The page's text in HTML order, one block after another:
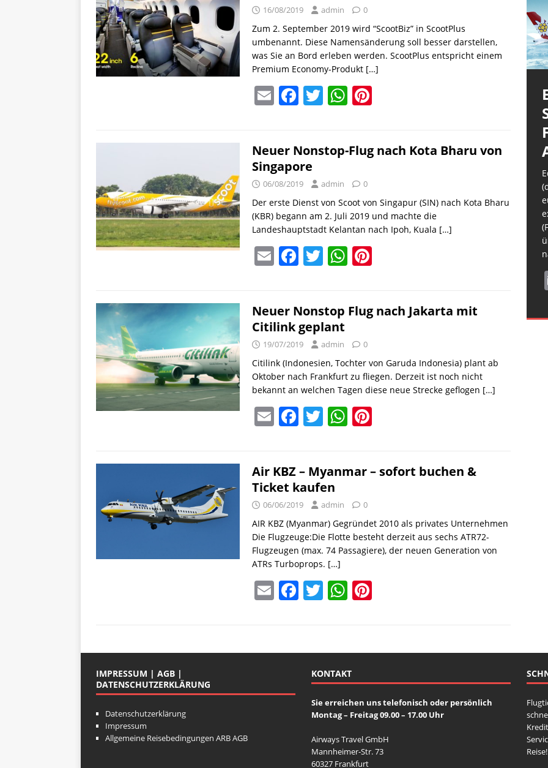
o
o
k
p
p
16/08/2019 admin 0
Zum 2. September 2019 wird “ScootBiz” in ScootPlus
umbenannt. Diese Namensänderung soll besser darstellen,
was Sie an Bord erleben werden. ScootPlus entspricht einem
Premium Economy-Produkt […]
E
l
F
e
b
o
o
k
T
er
W
s
A
p
p
e
Neuer Nonstop-Flug nach Kota Bharu von
Singapore
06/08/2019 admin 0
Der erste Dienst von Scoot von Singapur (SIN) nach Kota Bharu
(KBR) begann am 2. Juli 2019 und machte die
Landeshauptstadt Kelantan nach Ipoh, Kuala […]
E
l
F
e
b
o
o
k
T
er
W
s
A
p
p
e
Neuer Nonstop Flug nach Jakarta mit
Citilink geplant
19/07/2019 admin 0
Citilink (Indonesien, Tochter von Garuda Indonesia) plant ab
Oktober nach Frankfurt zu fliegen. Derzeit ist noch nicht
bekannt an welchen Tagen diese neue Strecke geflogen […]
E
l
F
e
b
o
o
k
T
er
W
s
A
p
p
e
Air KBZ – Myanmar – sofort buchen &
Ticket kaufen
06/06/2019 admin 0
AIR KBZ (Myanmar) Gegründet 2010 als privates Unternehmen
Die Flugzeuge:Die Flotte besteht derzeit aus sechs ATR72-
Flugzeugen (max. 74 Passagiere), der neuen Generation von
ATRs Turboprops. […]
E
l
F
e
T
er
W
s
A
p
p
e
IMPRESSUM | AGB |
DATENSCHUTZERKLÄRUNG
Datenschutzerklärung
Impressum
Allgemeine Reisebedingungen ARB AGB
KONTAKT
Sie erreichen uns telefonisch oder persönlich
Montag – Freitag 09.00 – 17.00 Uhr
Airways Travel GmbH
Mannheimer-Str. 73
60327 Frankfurt